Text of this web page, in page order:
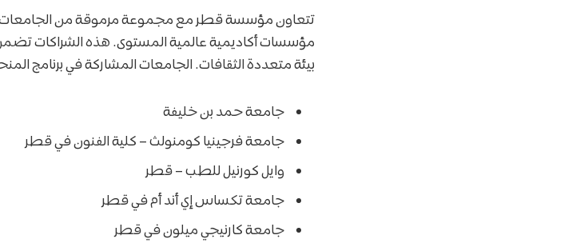
تتعاون مؤسسة قطر مع مجموعة مرموقة من الجامعات
مؤسسات أكاديمية عالمية المستوى. هذه الشراكات
بيئة متعددة الثقافات. الجامعات المشاركة في برنامج
جامعة حمد بن خليفة
جامعة فرجينيا كومنولث – كلية الفنون في قطر
وايل كورنيل للطب – قطر
جامعة تكساس إي أند أم في قطر
جامعة كارنيجي ميلون في قطر